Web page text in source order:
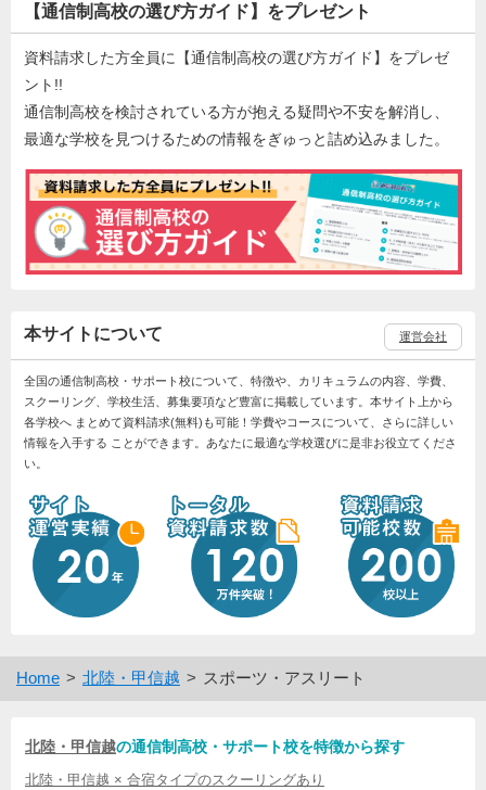
【通信制高校の選び方ガイド】をプレゼント
資料請求した方全員に【通信制高校の選び方ガイド】をプレゼ
ント!!
通信制高校を検討されている方が抱える疑問や不安を解消し、
最適な学校を見つけるための情報をぎゅっと詰め込みました。
本サイトについて 運営会社
全国の通信制高校・サポート校について、特徴や、カリキュラムの内容、学費、
スクーリング、学校生活、募集要項など豊富に掲載しています。本サイト上から
各学校へ まとめて資料請求(無料)も可能！学費やコースについて、さらに詳しい
情報を入手する ことができます。あなたに最適な学校選びに是非お役立てくださ
い。
Home 北陸・甲信越 スポーツ・アスリート
北陸・甲信越の通信制高校・サポート校を特徴から探す
北陸・甲信越 × 合宿タイプのスクーリングあり